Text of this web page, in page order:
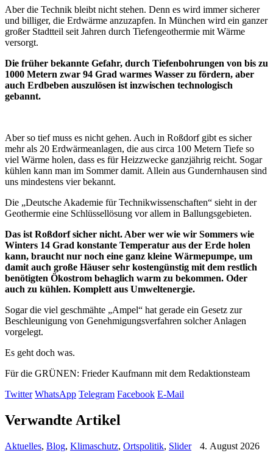
Aber die Technik bleibt nicht stehen. Denn es wird immer sicherer
und billiger, die Erdwärme anzuzapfen. In München wird ein ganzer
großer Stadtteil seit Jahren durch Tiefengeothermie mit Wärme
versorgt.
Die früher bekannte Gefahr, durch Tiefenbohrungen von bis zu
1000 Metern zwar 94 Grad warmes Wasser zu fördern, aber
auch Erdbeben auszulösen ist inzwischen technologisch
gebannt.
Aber so tief muss es nicht gehen. Auch in Roßdorf gibt es sicher
mehr als 20 Erdwärmeanlagen, die aus circa 100 Metern Tiefe so
viel Wärme holen, dass es für Heizzwecke ganzjährig reicht. Sogar
kühlen kann man im Sommer damit. Allein aus Gundernhausen sind
uns mindestens vier bekannt.
Die „Deutsche Akademie für Technikwissenschaften“ sieht in der
Geothermie eine Schlüssellösung vor allem in Ballungsgebieten.
Das ist Roßdorf sicher nicht. Aber wer wie wir Sommers wie
Winters 14 Grad konstante Temperatur aus der Erde holen
kann, braucht nur noch eine ganz kleine Wärmepumpe, um
damit auch große Häuser sehr kostengünstig mit dem restlich
benötigten Ökostrom behaglich warm zu bekommen. Oder
auch zu kühlen. Komplett aus Umweltenergie.
Sogar die viel geschmähte „Ampel“ hat gerade ein Gesetz zur
Beschleunigung von Genehmigungsverfahren solcher Anlagen
vorgelegt.
Es geht doch was.
Für die GRÜNEN: Frieder Kaufmann mit dem Redaktionsteam
Twitter WhatsApp Telegram Facebook E-Mail
Verwandte Artikel
Aktuelles, Blog, Klimaschutz, Ortspolitik, Slider 4. August 2026